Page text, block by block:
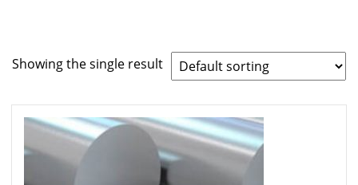
Showing the single result